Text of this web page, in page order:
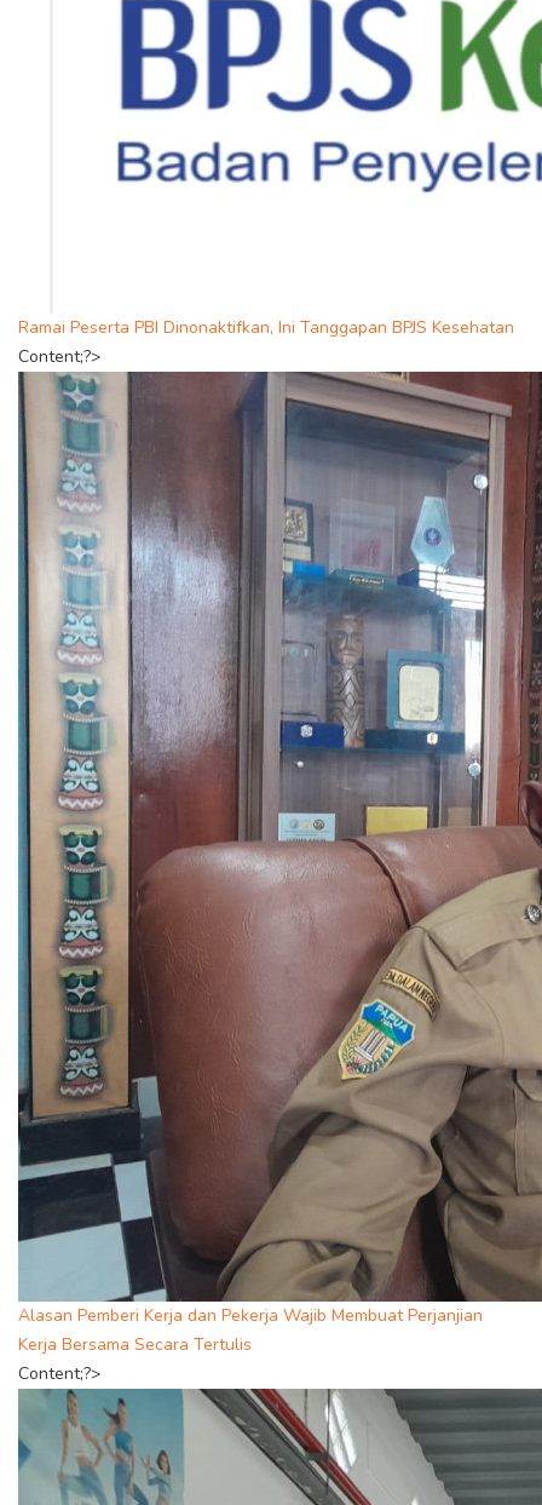
Ramai Peserta PBI Dinonaktifkan, Ini Tanggapan BPJS Kesehatan
Content;?>
Alasan Pemberi Kerja dan Pekerja Wajib Membuat Perjanjian
Kerja Bersama Secara Tertulis
Content;?>